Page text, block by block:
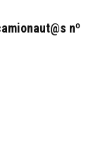
nº